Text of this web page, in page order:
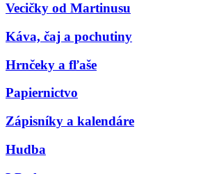
Vecičky od Martinusu
Káva, čaj a pochutiny
Hrnčeky a fľaše
Papiernictvo
Zápisníky a kalendáre
Hudba